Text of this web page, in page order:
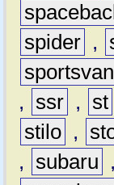
spider ,
sportsvan
,
ssr , st
stilo ,
,
subaru ,